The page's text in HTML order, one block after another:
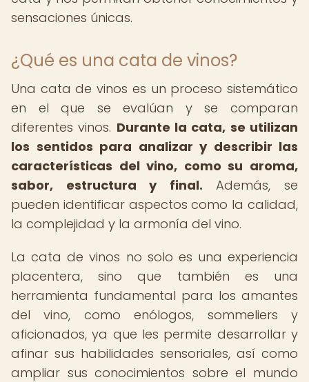
sensaciones únicas.
¿Qué es una cata de vinos?
Una cata de vinos es un proceso sistemático
en el que se evalúan y se comparan
diferentes vinos. Durante la cata, se utilizan
los sentidos para analizar y describir las
características del vino, como su aroma,
sabor, estructura y final. Además, se
pueden identificar aspectos como la calidad,
la complejidad y la armonía del vino.
La cata de vinos no solo es una experiencia
placentera, sino que también es una
herramienta fundamental para los amantes
del vino, como enólogos, sommeliers y
aficionados, ya que les permite desarrollar y
afinar sus habilidades sensoriales, así como
ampliar sus conocimientos sobre el mundo